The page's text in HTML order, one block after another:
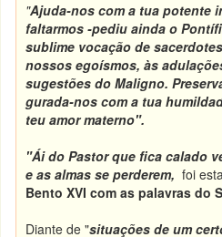
"Ajuda-nos com a tua potente
faltarmos -pediu ainda o
sublime vocação de
nossos egoísmos, às
sugestões do Maligno.
gurada-nos com a tua
teu amor materno".
"Ái do Pastor que fica calado
e as almas se perderem, foi
Bento XVI com as palavras do
Diante de "situações de um